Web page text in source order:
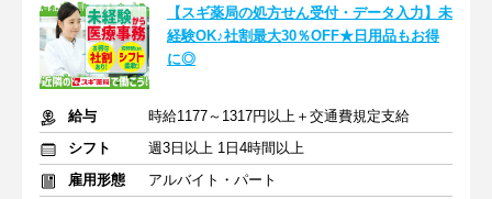
【スギ薬局の処方せん受付・データ入力】未
経験OK♪社割最大30％OFF★日用品もお得
に◎
給与
時給1177～1317円以上＋交通費規定支給
シフト
週3日以上 1日4時間以上
雇用形態
アルバイト・パート